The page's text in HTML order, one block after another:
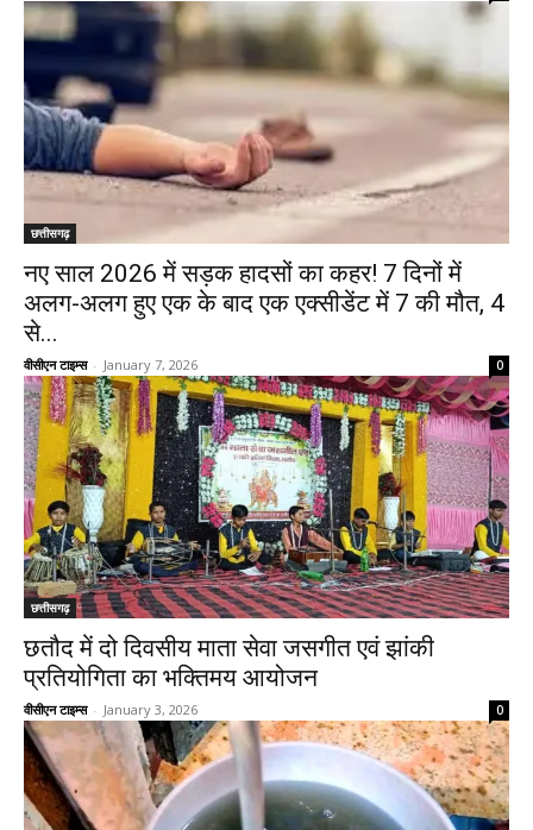
छत्तीसगढ़
नए साल 2026 में सड़क हादसों का कहर! 7 दिनों में
अलग-अलग हुए एक के बाद एक एक्सीडेंट में 7 की मौत, 4
से...
वीसीएन टाइम्स - January 7, 2026 0
छत्तीसगढ़
छतौद में दो दिवसीय माता सेवा जसगीत एवं झांकी
प्रतियोगिता का भक्तिमय आयोजन
वीसीएन टाइम्स - January 3, 2026 0